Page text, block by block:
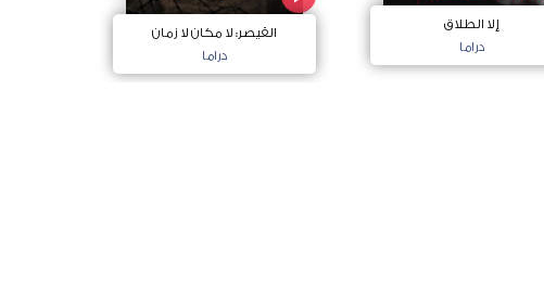
إلا الطلاق
دراما
القيصر: لا مكان لا زمان
دراما